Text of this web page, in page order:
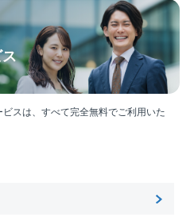
スは、すべて完全無料でご利用いた